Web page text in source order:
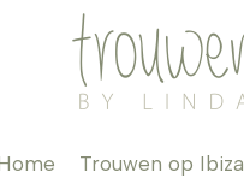
Trouwen op Ibiza